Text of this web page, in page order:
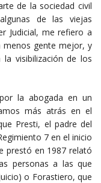
de la sociedad civil
de las viejas
Judicial, me refiero a
menos gente mejor, y
visibilización de los
la abogada en un
más atrás en el
Presti, el padre del
7 en el inicio
prestó en 1987 relató
personas a las que
o Forastiero, que